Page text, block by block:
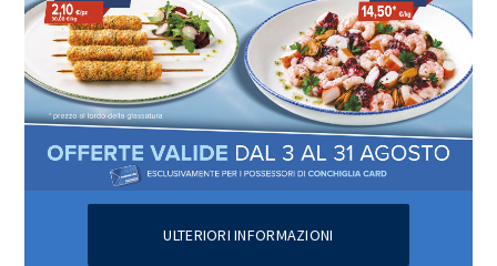
ULTERIORI INFORMAZIONI